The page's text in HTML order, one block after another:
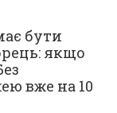
бути
якщо
вже на 10